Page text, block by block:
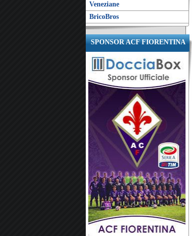
Veneziane
BricoBros
SPONSOR ACF FIORENTINA